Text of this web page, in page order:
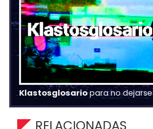
Klastosglosariopara no dejarse